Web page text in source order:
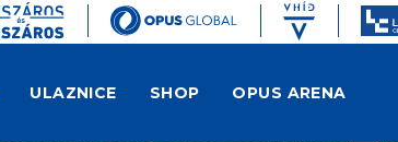
ULAZNICE SHOP OPUS ARENA